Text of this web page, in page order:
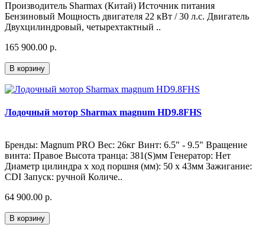
Производитель Sharmax (Китай) Источник питания
Бензиновый Мощность двигателя 22 кВт / 30 л.с. Двигатель
Двухцилиндровый, четырехтактный ..
165 900.00 р.
В корзину
Лодочный мотор Sharmax magnum HD9.8FHS
Бренды: Magnum PRO Вес: 26кг Винт: 6.5" - 9.5" Вращение
винта: Правое Высота транца: 381(S)мм Генератор: Нет
Диаметр цилиндра х ход поршня (мм): 50 x 43мм Зажигание:
CDI Запуск: ручной Количе..
64 900.00 р.
В корзину